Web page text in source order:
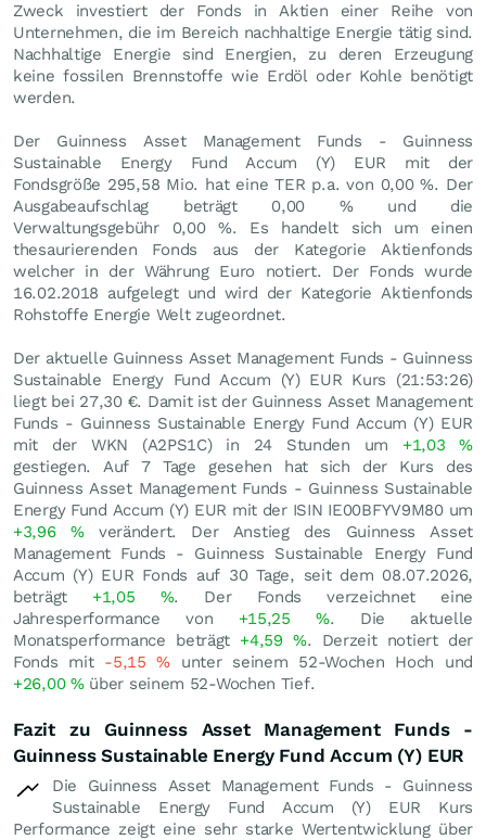
Zweck investiert der Fonds in Aktien einer Reihe von
Unternehmen, die im Bereich nachhaltige Energie tätig sind.
Nachhaltige Energie sind Energien, zu deren Erzeugung
keine fossilen Brennstoffe wie Erdöl oder Kohle benötigt
werden.
Der Guinness Asset Management Funds - Guinness
Sustainable Energy Fund Accum (Y) EUR mit der
Fondsgröße 295,58 Mio. hat eine TER p.a. von 0,00 %. Der
Ausgabeaufschlag beträgt 0,00 % und die
Verwaltungsgebühr 0,00 %. Es handelt sich um einen
thesaurierenden Fonds aus der Kategorie Aktienfonds
welcher in der Währung Euro notiert. Der Fonds wurde
16.02.2018 aufgelegt und wird der Kategorie Aktienfonds
Rohstoffe Energie Welt zugeordnet.
Der aktuelle Guinness Asset Management Funds - Guinness
Sustainable Energy Fund Accum (Y) EUR Kurs (21:53:26)
liegt bei 27,30 €. Damit ist der Guinness Asset Management
Funds - Guinness Sustainable Energy Fund Accum (Y) EUR
mit der WKN (A2PS1C) in 24 Stunden um +1,03%
gestiegen. Auf 7 Tage gesehen hat sich der Kurs des
Guinness Asset Management Funds - Guinness Sustainable
Energy Fund Accum (Y) EUR mit der ISIN IE00BFYV9M80 um
+3,96 %verändert. Der Anstieg des Guinness Asset
Management Funds - Guinness Sustainable Energy Fund
Accum (Y) EUR Fonds auf 30 Tage, seit dem 08.07.2026,
beträgt +1,05 %. Der Fonds verzeichnet eine
Jahresperformance von +15,25%. Die aktuelle
Monatsperformance beträgt +4,59 %. Derzeit notiert der
Fonds mit -5,15% unter seinem 52-Wochen Hoch und
+26,00 %über seinem 52-Wochen Tief.
Fazit zu Guinness Asset Management Funds -
Guinness Sustainable Energy Fund Accum (Y) EUR
Die Guinness Asset Management Funds - Guinness
Sustainable Energy Fund Accum (Y) EUR Kurs
Performance zeigt eine sehr starke Wertentwicklung über